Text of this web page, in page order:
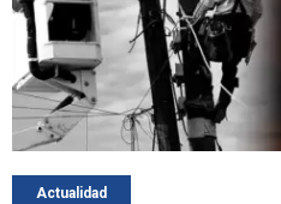
Actualidad